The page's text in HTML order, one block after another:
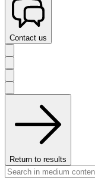
Contact us
Return to results